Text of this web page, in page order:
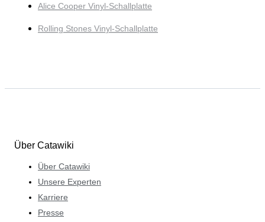
Alice Cooper Vinyl-Schallplatte
Rolling Stones Vinyl-Schallplatte
Über Catawiki
Über Catawiki
Unsere Experten
Karriere
Presse